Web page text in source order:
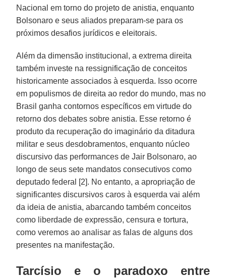
Nacional em torno do projeto de anistia, enquanto
Bolsonaro e seus aliados preparam-se para os
próximos desafios jurídicos e eleitorais.
Além da dimensão institucional, a extrema direita
também investe na ressignificação de conceitos
historicamente associados à esquerda. Isso ocorre
em populismos de direita ao redor do mundo, mas no
Brasil ganha contornos específicos em virtude do
retorno dos debates sobre anistia. Esse retorno é
produto da recuperação do imaginário da ditadura
militar e seus desdobramentos, enquanto núcleo
discursivo das performances de Jair Bolsonaro, ao
longo de seus sete mandatos consecutivos como
deputado federal [2]. No entanto, a apropriação de
significantes discursivos caros à esquerda vai além
da ideia de anistia, abarcando também conceitos
como liberdade de expressão, censura e tortura,
como veremos ao analisar as falas de alguns dos
presentes na manifestação.
Tarcísio e o paradoxo entre